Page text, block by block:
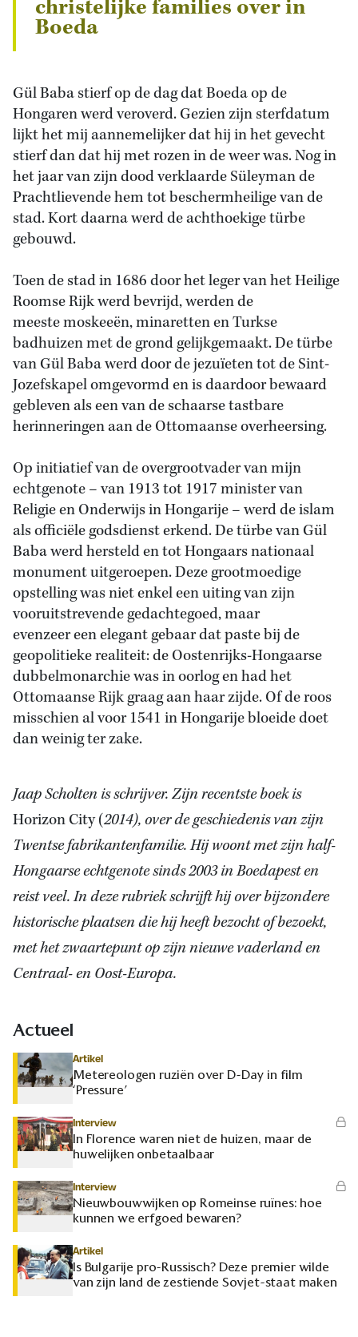
christelijke families over in
Boeda
Gül Baba stierf op de dag dat Boeda op de
Hongaren werd veroverd. Gezien zijn sterfdatum
lijkt het mij aannemelijker dat hij in het gevecht
stierf dan dat hij met rozen in de weer was. Nog in
het jaar van zijn dood verklaarde Süleyman de
Prachtlievende hem tot beschermheilige van de
stad. Kort daarna werd de achthoekige türbe
gebouwd.
Toen de stad in 1686 door het leger van het Heilige
Roomse Rijk werd bevrijd, werden de
meeste moskeeën, minaretten en Turkse
badhuizen met de grond gelijkgemaakt. De türbe
van Gül Baba werd door de jezuïeten tot de Sint-
Jozefskapel omgevormd en is daardoor bewaard
gebleven als een van de schaarse tastbare
herinneringen aan de Ottomaanse overheersing.
Op initiatief van de overgrootvader van mijn
echtgenote – van 1913 tot 1917 minister van
Religie en Onderwijs in Hongarije – werd de islam
als officiële godsdienst erkend. De türbe van Gül
Baba werd hersteld en tot Hongaars nationaal
monument uitgeroepen. Deze grootmoedige
opstelling was niet enkel een uiting van zijn
vooruitstrevende gedachtegoed, maar
evenzeer een elegant gebaar dat paste bij de
geopolitieke realiteit: de Oostenrijks-Hongaarse
dubbelmonarchie was in oorlog en had het
Ottomaanse Rijk graag aan haar zijde. Of de roos
misschien al voor 1541 in Hongarije bloeide doet
dan weinig ter zake.
Jaap Scholten is schrijver. Zijn recentste boek is
Horizon City (2014), over de geschiedenis van zijn
Twentse fabrikantenfamilie. Hij woont met zijn half-
Hongaarse echtgenote sinds 2003 in Boedapest en
reist veel. In deze rubriek schrijft hij over bijzondere
historische plaatsen die hij heeft bezocht of bezoekt,
met het zwaartepunt op zijn nieuwe vaderland en
Centraal- en Oost-Europa.
Actueel
Artikel
Metereologen ruziën over D-Day in film
‘Pressure’
Interview
In Florence waren niet de huizen, maar de
huwelijken onbetaalbaar
Interview
Nieuwbouwwijken op Romeinse ruïnes: hoe
kunnen we erfgoed bewaren?
Artikel
Is Bulgarije pro-Russisch? Deze premier wilde
van zijn land de zestiende Sovjet-staat maken